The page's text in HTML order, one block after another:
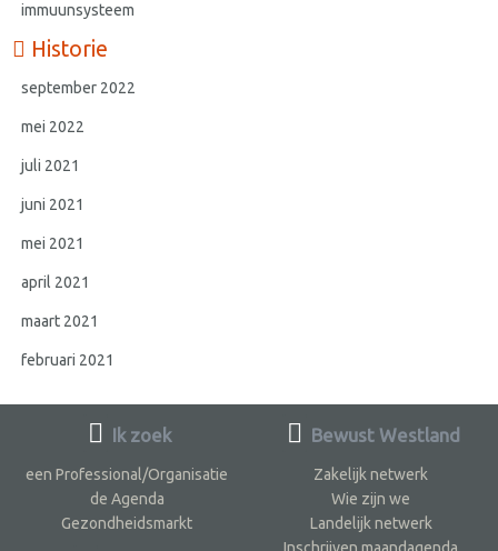
immuunsysteem
Historie
september 2022
mei 2022
juli 2021
juni 2021
mei 2021
april 2021
maart 2021
februari 2021
Ik zoek
een Professional/Organisatie
de Agenda
Gezondheidsmarkt
Bewust Westland
Zakelijk netwerk
Wie zijn we
Landelijk netwerk
Inschrijven maandagenda